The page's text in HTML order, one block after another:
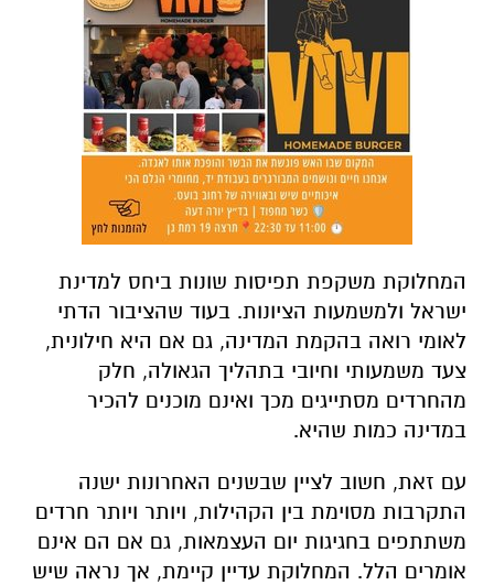
המחלוקת משקפת תפיסות שונות ביחס למדינת
ישראל ולמשמעות הציונות. בעוד שהציבור הדתי
לאומי רואה בהקמת המדינה, גם אם היא חילונית,
צעד משמעותי וחיובי בתהליך הגאולה, חלק
מהחרדים מסתייגים מכך ואינם מוכנים להכיר
במדינה כמות שהיא.
עם זאת, חשוב לציין שבשנים האחרונות ישנה
התקרבות מסוימת בין הקהילות, ויותר ויותר חרדים
משתתפים בחגיגות יום העצמאות, גם אם הם אינם
אומרים הלל. המחלוקת עדיין קיימת, אך נראה שיש